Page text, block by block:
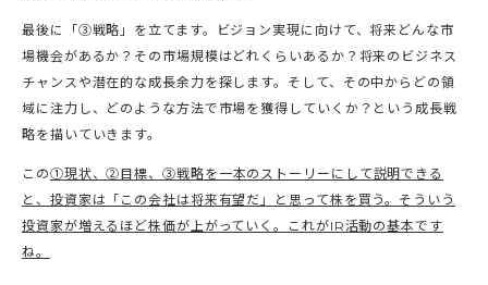
最後に「③戦略」を立てます。ビジョン実現に向けて、将来どんな市
場機会があるか？その市場規模はどれくらいあるか？将来のビジネス
チャンスや潜在的な成長余力を探します。そして、その中からどの領
域に注力し、どのような方法で市場を獲得していくか？という成長戦
略を描いていきます。
この①現状、②目標、③戦略を一本のストーリーにして説明できる
と、投資家は「この会社は将来有望だ」と思って株を買う。そういう
投資家が増えるほど株価が上がっていく。これがIR活動の基本です
ね。